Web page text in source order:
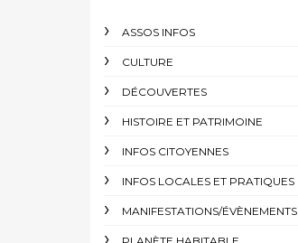
ASSOS INFOS
CULTURE
DÉCOUVERTES
HISTOIRE ET PATRIMOINE
INFOS CITOYENNES
INFOS LOCALES ET PRATIQUES
MANIFESTATIONS/ÉVÈNEMENTS